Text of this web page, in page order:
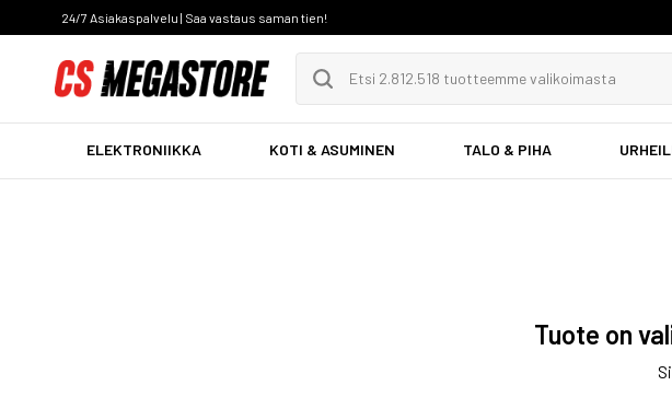
24/7 Asiakaspalvelu | Saa vastaus saman tien!
ELEKTRONIIKKA KOTI & ASUMINEN TALO & PIHA
Tuote on